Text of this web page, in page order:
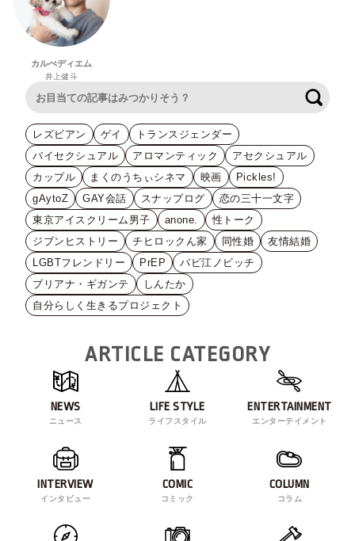
カルぺディエム
井上健斗
レズビアン ゲイ
トランスジェンダー
バイセクシュアル
アロマンティック
アセクシュアル
カップル
まくのうちぃシネマ 映画
Pickles!
gAytoZ
GAY会話 スナップログ
恋の三十一文字
東京アイスクリーム男子
anone.
性トーク
ジブンヒストリー
チヒロックん家 同性婚
友情結婚
LGBTフレンドリー
PrEP
バビ江ノビッチ
ブリアナ・ギガンテ
しんたか
自分らしく生きるプロジェクト
ARTICLE CATEGORY
NEWS
ニュース
LIFE STYLE
ライフスタイル
ENTERTAINMENT
エンターテイメント
INTERVIEW
インタビュー
COMIC
コミック
COLUMN
コラム